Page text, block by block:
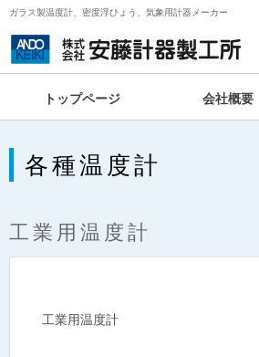
ガラス製温度計、密度浮ひょう、気象用計器メーカー
トップページ 会社概要
各種温度計
工業用温度計
工業用温度計